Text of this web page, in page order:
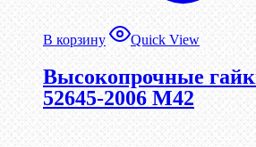
В корзину Quick View
Высокопрочные
52645-2006 М42